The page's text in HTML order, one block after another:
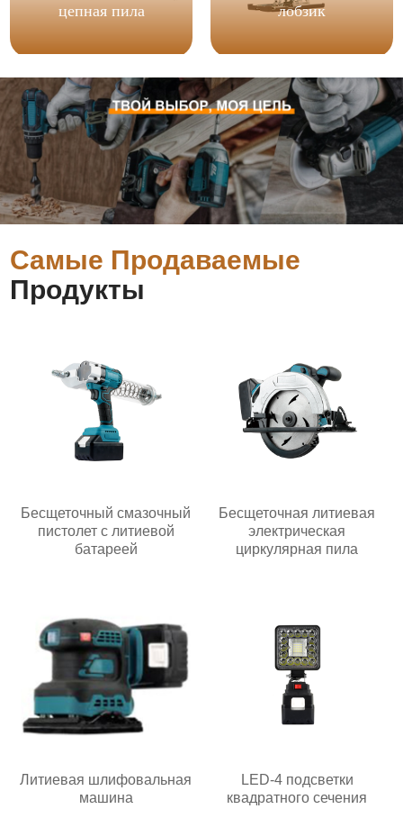
цепная пила
лобзик
Самые Продаваемые
Продукты
Бесщеточный смазочный
пистолет с литиевой
батареей
Бесщеточная литиевая
электрическая
циркулярная пила
Литиевая шлифовальная
машина
LED-4 подсветки
квадратного сечения